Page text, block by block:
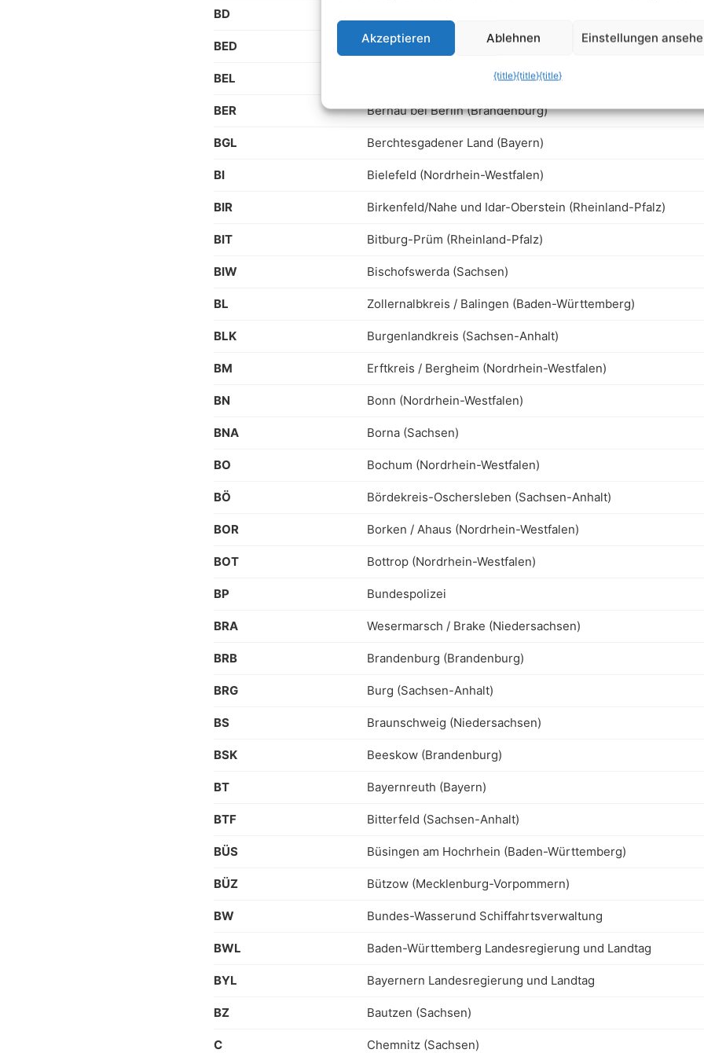
BD
BED Brand-Erbisdorf (Sachsen)
BEL
BER Bernau bei Berlin (Brandenburg)
BGL Berchtesgadener Land (Bayern)
BI Bielefeld (Nordrhein-Westfalen)
BIR Birkenfeld/Nahe und Idar-Oberstein (Rheinland-Pfalz)
BIT Bitburg-Prüm (Rheinland-Pfalz)
BIW Bischofswerda (Sachsen)
BL Zollernalbkreis / Balingen (Baden-Württemberg)
BLK Burgenlandkreis (Sachsen-Anhalt)
BM Erftkreis / Bergheim (Nordrhein-Westfalen)
BN Bonn (Nordrhein-Westfalen)
BNA Borna (Sachsen)
BO Bochum (Nordrhein-Westfalen)
BÖ Bördekreis-Oschersleben (Sachsen-Anhalt)
BOR Borken / Ahaus (Nordrhein-Westfalen)
BOT Bottrop (Nordrhein-Westfalen)
BP Bundespolizei
BRA Wesermarsch / Brake (Niedersachsen)
BRB Brandenburg (Brandenburg)
BRG Burg (Sachsen-Anhalt)
BS Braunschweig (Niedersachsen)
BSK Beeskow (Brandenburg)
BT Bayernreuth (Bayern)
BTF Bitterfeld (Sachsen-Anhalt)
BÜS Büsingen am Hochrhein (Baden-Württemberg)
BÜZ Bützow (Mecklenburg-Vorpommern)
BW Bundes-Wasserund Schiffahrtsverwaltung
BWL Baden-Württemberg Landesregierung und Landtag
BYL Bayernern Landesregierung und Landtag
BZ Bautzen (Sachsen)
C Chemnitz (Sachsen)
Akzeptieren Ablehnen Einstellungen
{title}{title}{title}